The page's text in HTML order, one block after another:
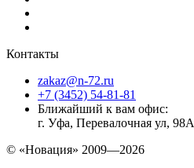
Контакты
zakaz@n-72.ru
+7 (3452) 54-81-81
Ближайший к вам офис:
г. Уфа, Перевалочная ул, 98А
© «Новация» 2009—2026